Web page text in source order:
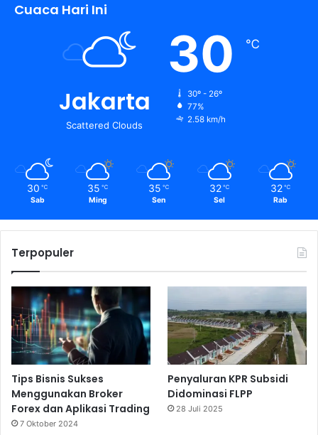
Cuaca Hari Ini
Jakarta
Scattered Clouds
30 ℃
30º - 26º
77%
2.58 km/h
30 ℃
Sab
35 ℃
Ming
35 ℃
Sen
32 ℃
Sel
32 ℃
Rab
Terpopuler
Tips Bisnis Sukses
Menggunakan Broker
Forex dan Aplikasi Trading
7 Oktober 2024
Penyaluran KPR Subsidi
Didominasi FLPP
28 Juli 2025